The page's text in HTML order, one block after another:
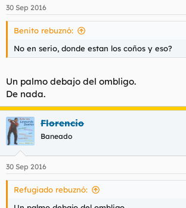
30 Sep 2016
Benito rebuznó:
No en serio, donde estan los coños y eso?
Un palmo debajo del ombligo.
De nada.
Florencio
Baneado
30 Sep 2016
Refugiado rebuznó: